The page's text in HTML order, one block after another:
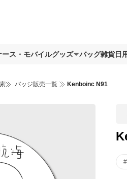
ース・モバイルグッズ バッグ雑貨日
バッジ販売一覧 Kenboinc N91